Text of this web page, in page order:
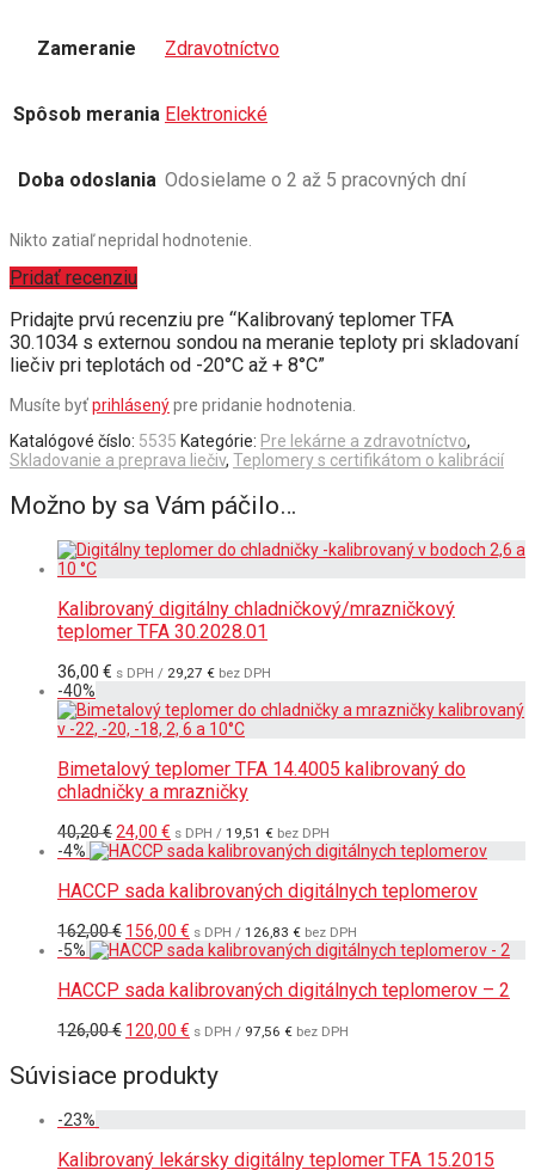
Zameranie Zdravotníctvo
Spôsob merania Elektronické
Doba odoslania Odosielame o 2 až 5 pracovných dní
Nikto zatiaľ nepridal hodnotenie.
Pridať recenziu
Pridajte prvú recenziu pre “Kalibrovaný teplomer TFA
30.1034 s externou sondou na meranie teploty pri skladovaní
liečiv pri teplotách od -20°C až + 8°C”
Musíte byťprihlásenýpre pridanie hodnotenia.
Katalógové číslo: 5535 Kategórie: Pre lekárne a zdravotníctvo,
Skladovanie a preprava liečiv, Teplomery s certifikátom o kalibrácií
Možno by sa Vám páčilo…
Kalibrovaný digitálny chladničkový/mrazničkový
teplomer TFA 30.2028.01
36,00 € s DPH / 29,27 € bez DPH
-40%
Bimetalový teplomer TFA 14.4005 kalibrovaný do
chladničky a mrazničky
40,20€Pôvodná
cena
40,20 €.
24,00 € Aktuálna
cena
24,00 €.
s DPH / 19,51 € bez DPH
-4%
HACCP sada kalibrovaných digitálnych teplomerov
162,00€ Pôvodná
cena
162,00 €.
156,00 € Aktuálna
cena
156,00 €.
s DPH / 126,83 € bez DPH
-5%
HACCP sada kalibrovaných digitálnych teplomerov – 2
126,00€ Pôvodná
bola:
126,00 €.
120,00 € Aktuálna
je:
120,00 €.
s DPH / 97,56 € bez DPH
Súvisiace produkty
-23%
Kalibrovaný lekársky digitálny teplomer TFA 15.2015